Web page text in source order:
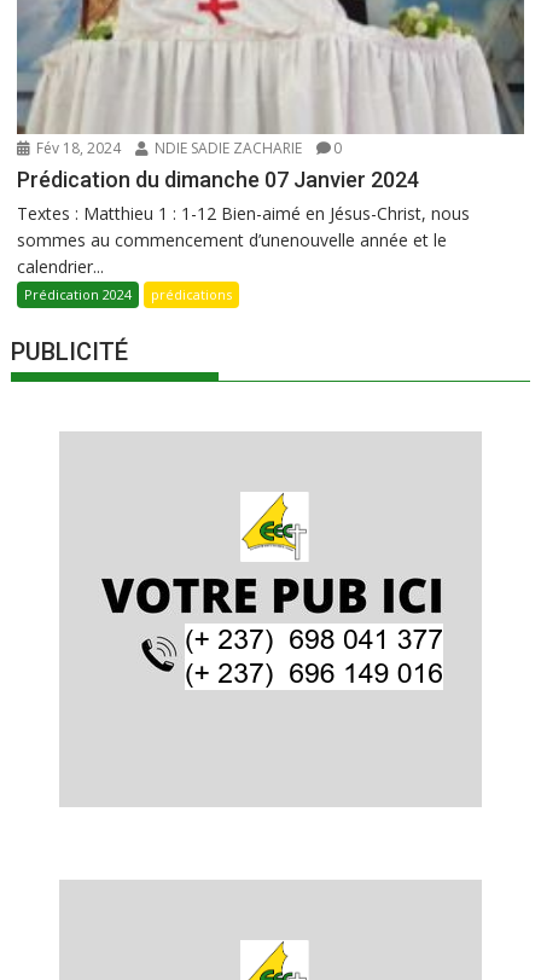
Fév 18, 2024 NDIE SADIE ZACHARIE 0
Prédication du dimanche 07 Janvier 2024
Textes : Matthieu 1 : 1-12 Bien-aimé en Jésus-Christ, nous
sommes au commencement d’unenouvelle année et le
calendrier...
Prédication 2024 prédications
PUBLICITÉ